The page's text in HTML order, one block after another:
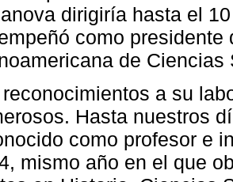
dirigiría hasta el
como
de
a su
Hasta nuestros
como profesor e
mismo año en el que